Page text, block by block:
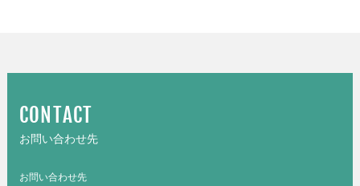
CONTACT
お問い合わせ先
お問い合わせ先